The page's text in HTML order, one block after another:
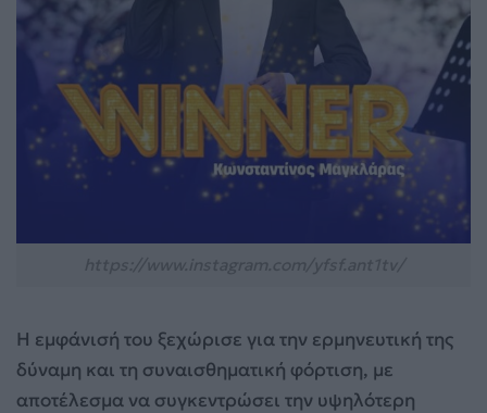
Η εμφάνισή του ξεχώρισε για την ερμηνευτική της
δύναμη και τη συναισθηματική φόρτιση, με
αποτέλεσμα να συγκεντρώσει την υψηλότερη